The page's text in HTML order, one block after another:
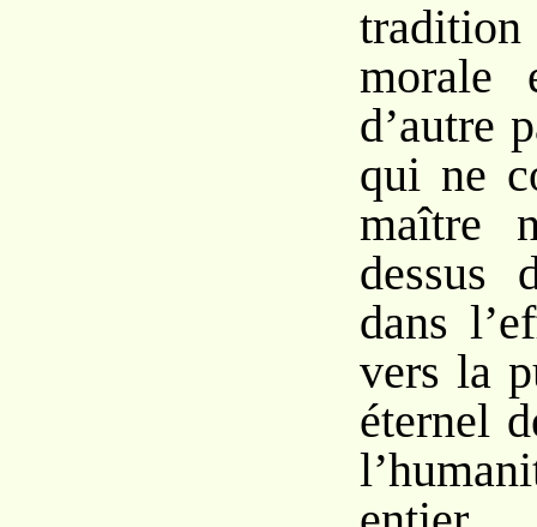
morale
d’autre
qui ne
maître
dans
vers la
éternel